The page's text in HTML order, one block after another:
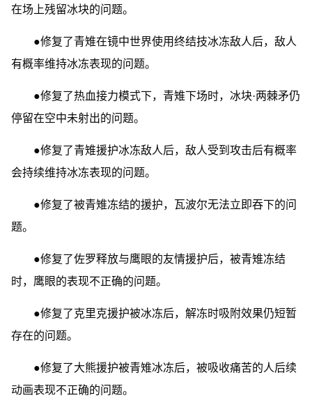
在场上残留冰块的问题。
●修复了青雉在镜中世界使用终结技冰冻敌人后，敌人
有概率维持冰冻表现的问题。
●修复了热血接力模式下，青雉下场时，冰块·两棘矛仍
停留在空中未射出的问题。
●修复了青雉援护冰冻敌人后，敌人受到攻击后有概率
会持续维持冰冻表现的问题。
●修复了被青雉冻结的援护，瓦波尔无法立即吞下的问
题。
●修复了佐罗释放与鹰眼的友情援护后，被青雉冻结
时，鹰眼的表现不正确的问题。
●修复了克里克援护被冰冻后，解冻时吸附效果仍短暂
存在的问题。
●修复了大熊援护被青雉冰冻后，被吸收痛苦的人后续
动画表现不正确的问题。